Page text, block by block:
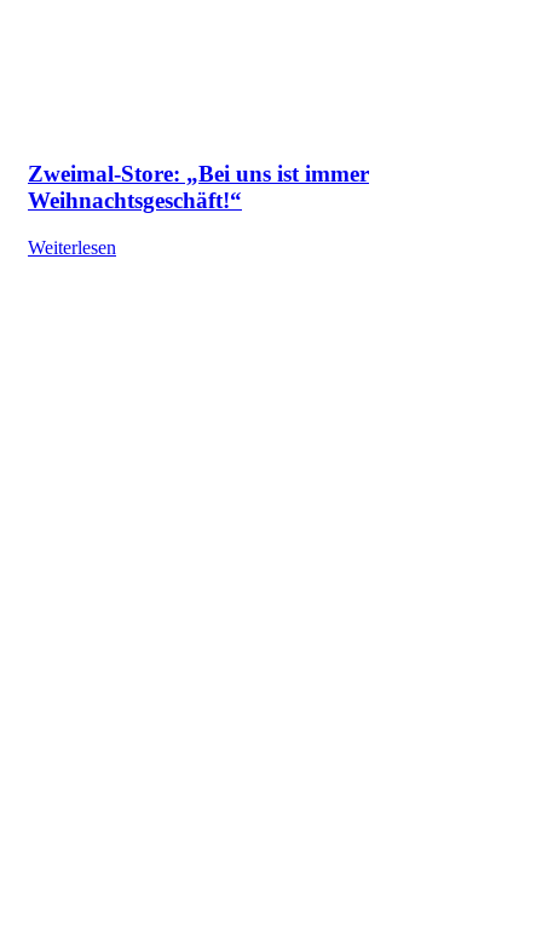
Zweimal-Store: „Bei uns ist immer
Weihnachtsgeschäft!“
Weiterlesen